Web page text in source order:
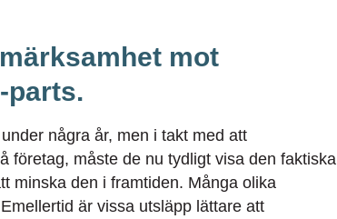
mot
parts.
några år, men i takt med att
företag, måste de nu tydligt visa den faktiska
minska den i framtiden. Många olika
är vissa utsläpp lättare att